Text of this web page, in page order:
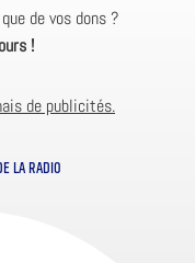
de vos dons ?
!
de publicités.
LA RADIO